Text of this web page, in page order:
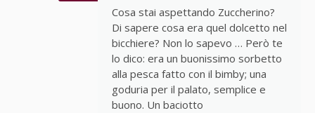
Cosa stai aspettando Zuccherino?
Di sapere cosa era quel dolcetto nel
bicchiere? Non lo sapevo … Però te
lo dico: era un buonissimo sorbetto
alla pesca fatto con il bimby; una
goduria per il palato, semplice e
buono. Un baciotto